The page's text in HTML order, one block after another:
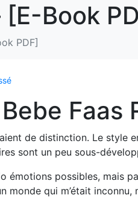
[E-Book
PDF]
Faas
de distinction. Le style
sont un peu sous-
émotions possibles, mais
qui m’était inconnu,